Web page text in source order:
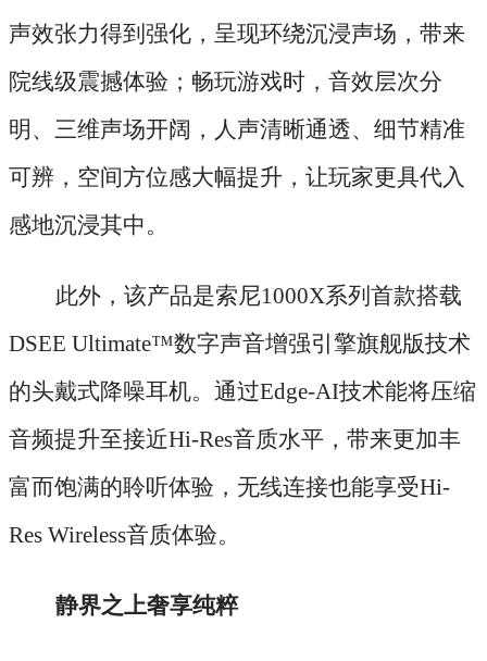
声效张力得到强化，呈现环绕沉浸声场，带来
院线级震撼体验；畅玩游戏时，音效层次分
明、三维声场开阔，人声清晰通透、细节精准
可辨，空间方位感大幅提升，让玩家更具代入
感地沉浸其中。
此外，该产品是索尼1000X系列首款搭载
DSEE Ultimate™数字声音增强引擎旗舰版技术
的头戴式降噪耳机。通过Edge-AI技术能将压缩
音频提升至接近Hi-Res音质水平，带来更加丰
富而饱满的聆听体验，无线连接也能享受Hi-
Res Wireless音质体验。
静界之上奢享纯粹